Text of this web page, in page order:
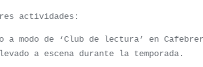
actividades:
a modo de ‘Club de lectura’ en
a escena durante la temporada.